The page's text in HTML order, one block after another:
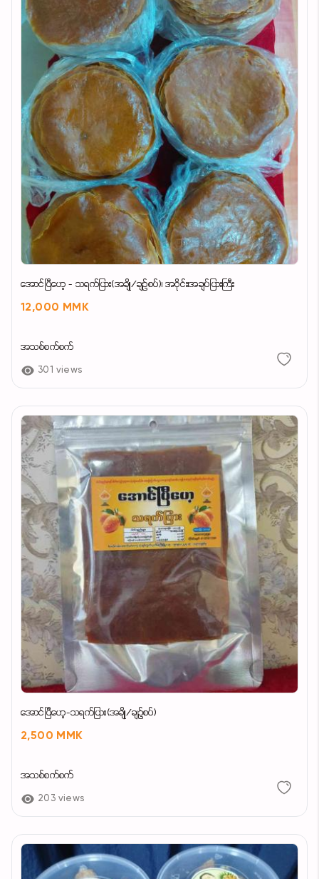
အောင်ပြီဟေ့ - သရက်ပြား(အချို/ချဉ်စပ်)၊ အဝိုင်း၊အချပ်ပြားကြီး
12,000 MMK
အသစ်စက်စက်
301 views
အောင်ပြီဟေ့-သရက်ပြား(အချို/ချဉ်စပ်)
2,500 MMK
အသစ်စက်စက်
203 views